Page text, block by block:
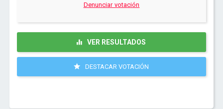
Denunciar votación
VER RESULTADOS
DESTACAR VOTACIÓN